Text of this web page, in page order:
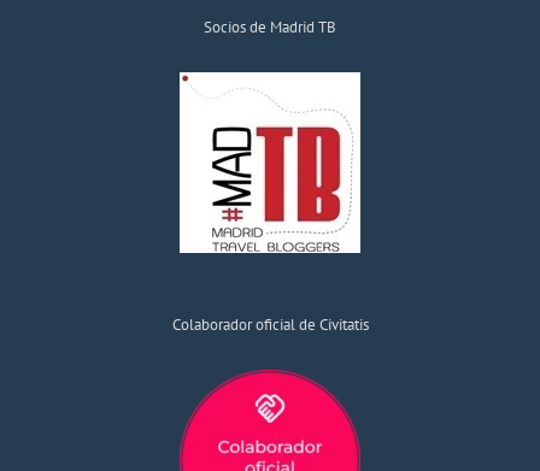
Socios de Madrid TB
Colaborador oficial de Civitatis